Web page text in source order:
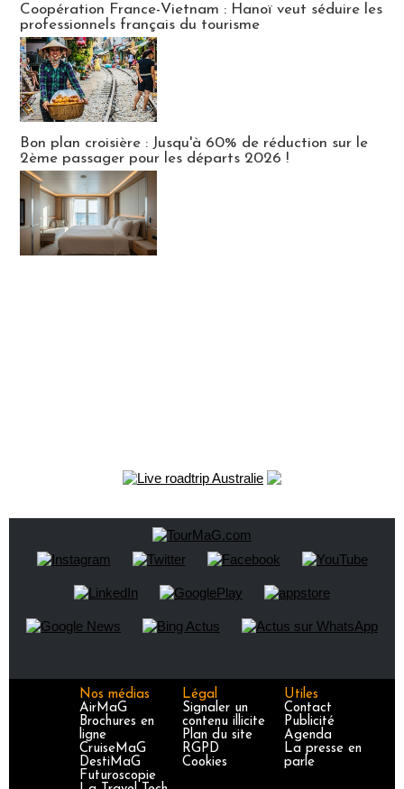
Coopération France-Vietnam : Hanoï veut séduire les
professionnels français du tourisme
Bon plan croisière : Jusqu'à 60% de réduction sur le
2ème passager pour les départs 2026 !
Nos médias
AirMaG
Brochures en
ligne
CruiseMaG
DestiMaG
Futuroscopie
Légal
Signaler un
contenu illicite
Plan du site
RGPD
Cookies
Utiles
Contact
Publicité
Agenda
La presse en
parle